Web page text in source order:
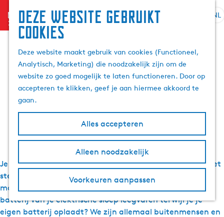
Deze website gebruikt
cookies
Deze website maakt gebruik van cookies (Functioneel,
Analytisch, Marketing) die noodzakelijk zijn om de
website zo goed mogelijk te laten functioneren. Door op
accepteren te klikken, geef je aan hiermee akkoord te
gaan.
Alles accepteren
Alleen noodzakelijk
Voorkeuren aanpassen
menu
G
a
n
a
a
r
e
o
e
e
e
S
l
i
d
NL
Alle wandel, fiets,
vaar, ruiter en
motorroutes in
Friesland
Je kunt geen genoeg krijgen van wandelen, maar wilt niet
steeds hetzelfde blokje om? Dat snappen wij. Kilometers
maken met je fiets? Roeien tot je een ons weegt? De
batterij van je elektrische sloep leegvaren terwijl je je
eigen batterij oplaadt? We zijn allemaal buitenmensen en